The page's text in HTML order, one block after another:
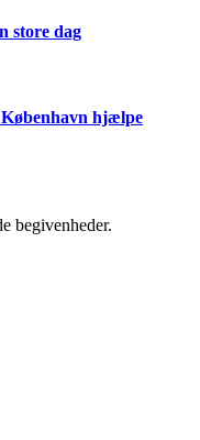
store dag
hjælpe
begivenheder.